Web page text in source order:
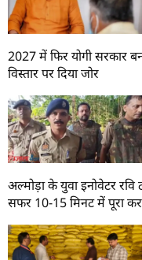
2027 में फिर योगी सरकार
विस्तार पर दिया जोर
अल्मोड़ा के युवा इनोवेटर रवि
सफर 10-15 मिनट में पूरा